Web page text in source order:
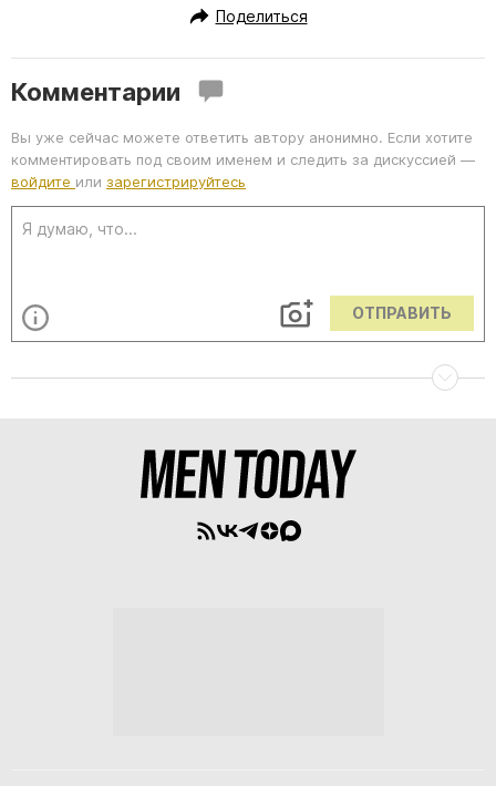
Поделиться
Комментарии
Вы уже сейчас можете ответить автору анонимно. Если хотите
комментировать под своим именем и следить за дискуссией —
войдите или зарегистрируйтесь
ОТПРАВИТЬ